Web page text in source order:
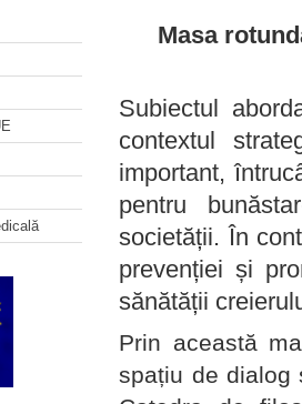
Masa
Subiectul
contextul
important,
pentru
societății. În
prevenției și
sănătății
Prin această
spațiu de dialog